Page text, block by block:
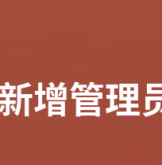
增管理